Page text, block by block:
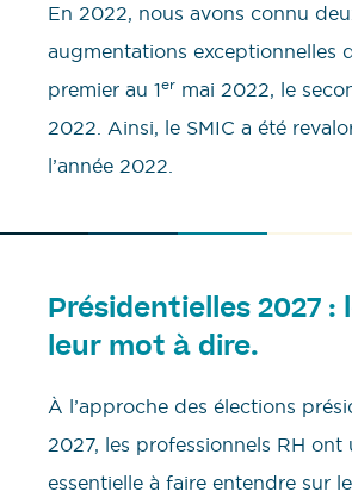
En 2022, nous avons connu
augmentations exceptionnelles
premier au 1er mai 2022, le
2022. Ainsi, le SMIC a été
l’année 2022.
Présidentielles 2027 :
leur mot à dire.
À l’approche des élections
2027, les professionnels RH ont
essentielle à faire entendre sur